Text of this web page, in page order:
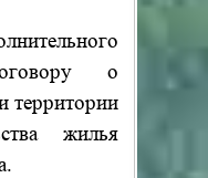
о
территории
жилья